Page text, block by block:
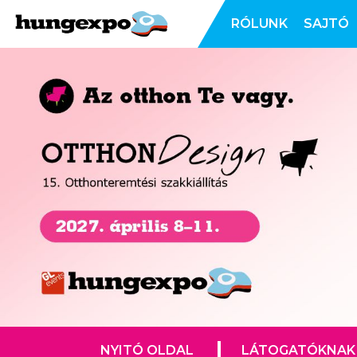
RÓLUNK SAJTÓ
NYITÓ OLDAL LÁTOGATÓKNAK